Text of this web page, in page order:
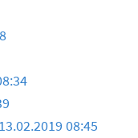
13.02.2019 08:45